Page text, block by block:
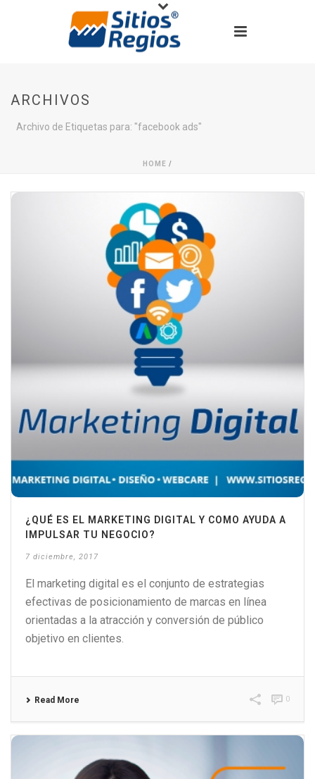
ARCHIVOS
Archivo de Etiquetas para: "facebook ads"
HOME /
¿QUÉ ES EL MARKETING DIGITAL Y COMO AYUDA A
IMPULSAR TU NEGOCIO?
7 diciembre, 2017
El marketing digital es el conjunto de estrategias
efectivas de posicionamiento de marcas en línea
orientadas a la atracción y conversión de público
objetivo en clientes.
Read More 0